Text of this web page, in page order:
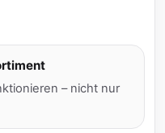
– nicht nur